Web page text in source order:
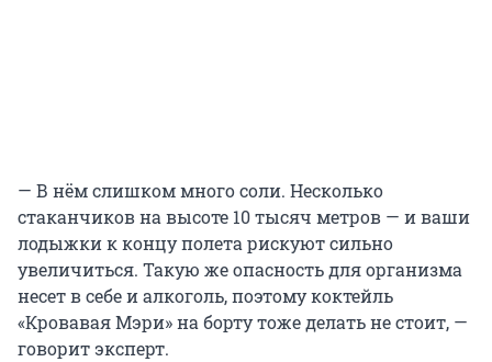
— В нём слишком много соли. Несколько
стаканчиков на высоте 10 тысяч метров — и ваши
лодыжки к концу полета рискуют сильно
увеличиться. Такую же опасность для организма
несет в себе и алкоголь, поэтому коктейль
«Кровавая Мэри» на борту тоже делать не стоит, —
говорит эксперт.